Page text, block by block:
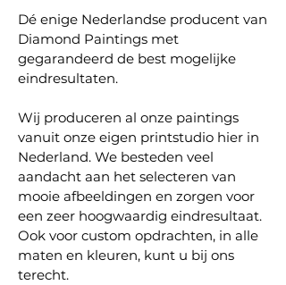
Dé enige Nederlandse producent van
Diamond Paintings met
gegarandeerd de best mogelijke
eindresultaten.
Wij produceren al onze paintings
vanuit onze eigen printstudio hier in
Nederland. We besteden veel
aandacht aan het selecteren van
mooie afbeeldingen en zorgen voor
een zeer hoogwaardig eindresultaat.
Ook voor custom opdrachten, in alle
maten en kleuren, kunt u bij ons
terecht.